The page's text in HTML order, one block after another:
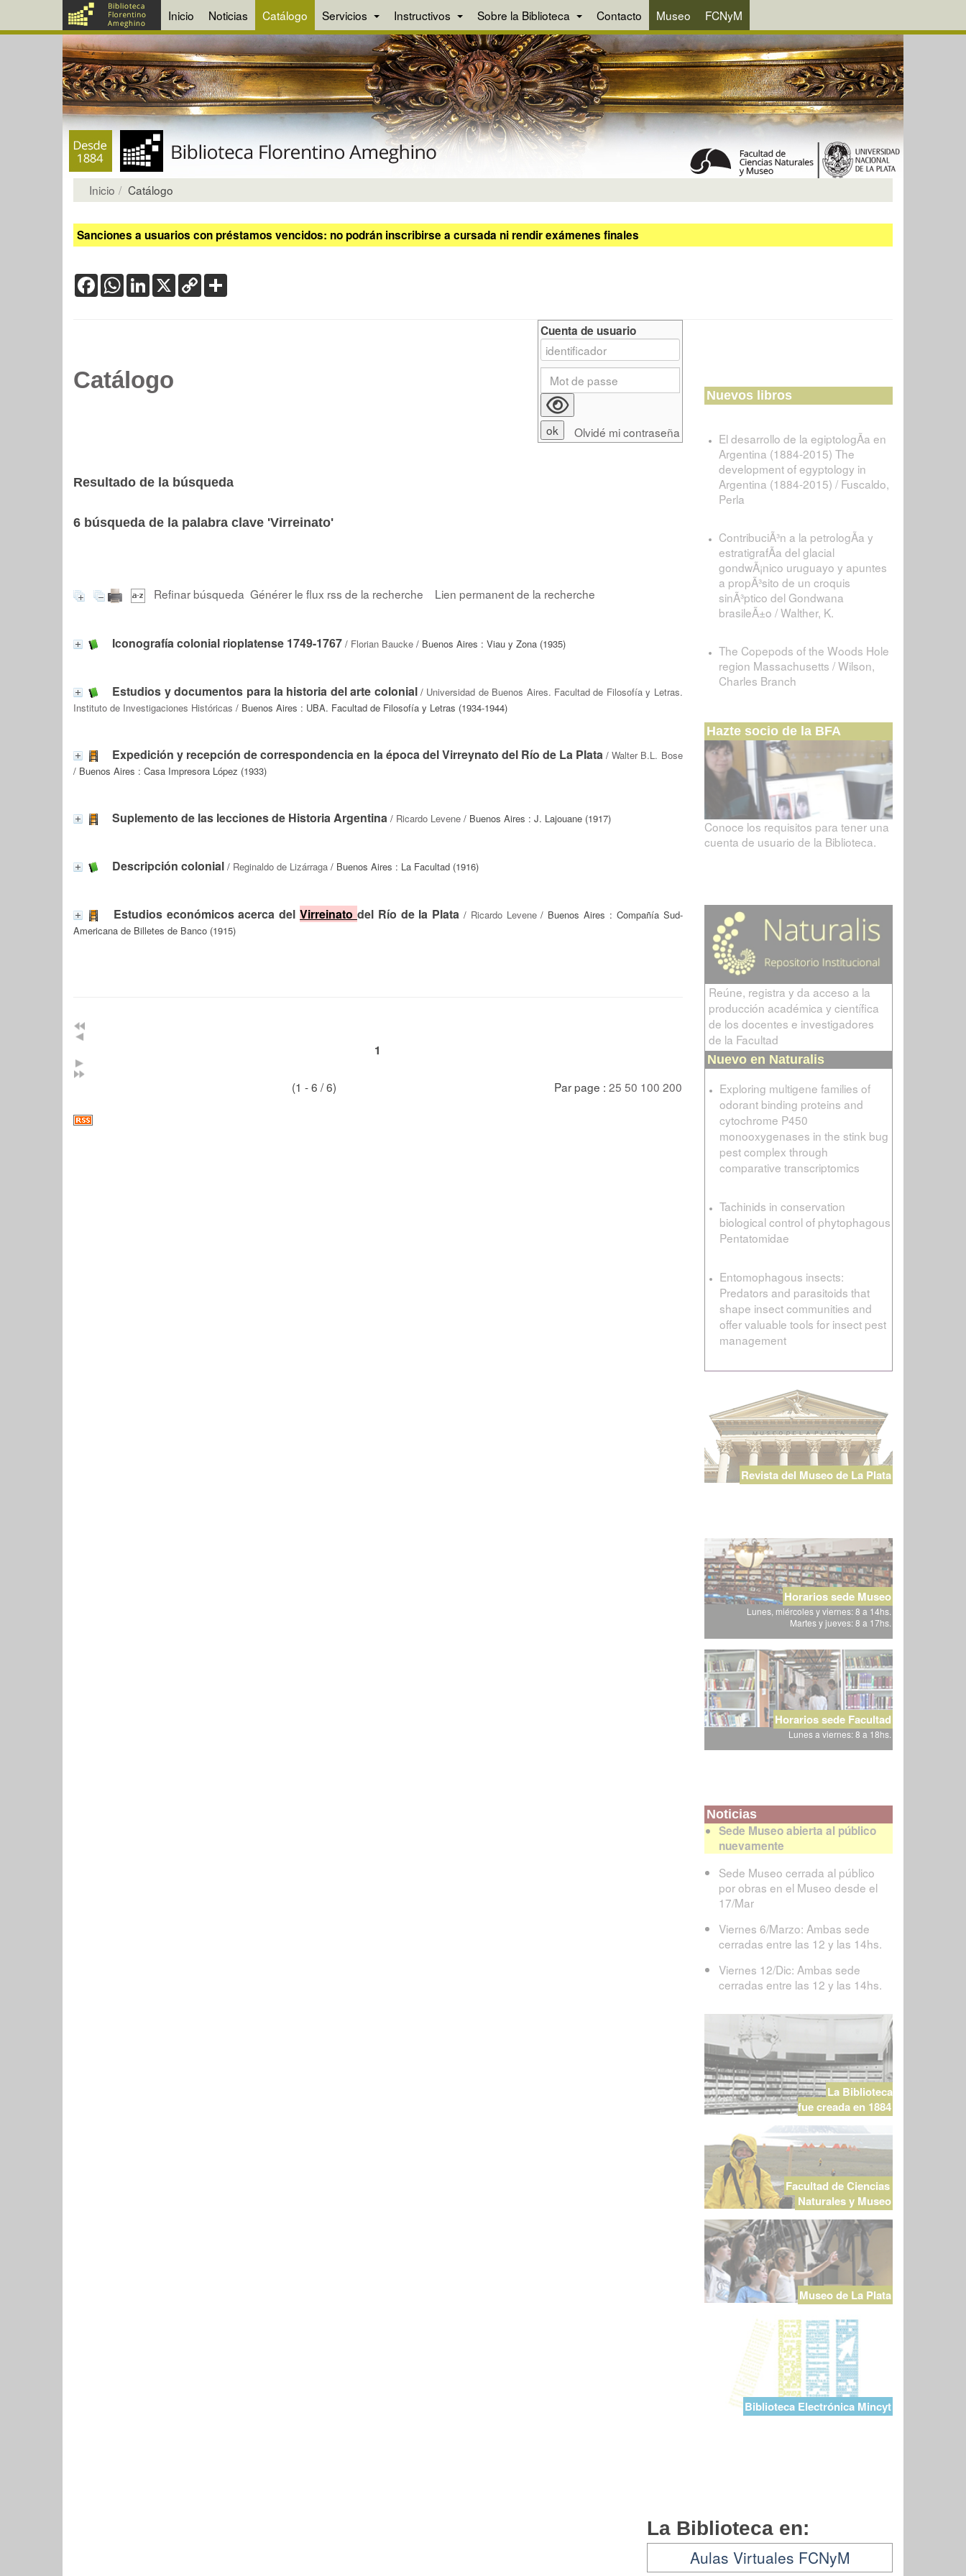
Inicio Noticias Catálogo Servicios Instructivos Sobre la Biblioteca Contacto Museo FCNyM
Inicio Catálogo
Sanciones a usuarios con préstamos vencidos: no podrán inscribirse a cursada ni rendir exámenes finales
FacebookWhatsApp
LinkedIn
X Copy
Link
Catálogo
Resultado de la búsqueda
6 búsqueda de la palabra clave 'Virreinato'
Refinar búsqueda Générer le flux rss de la recherche Lien permanent de la recherche
Iconografía colonial rioplatense 1749-1767 / Florian Baucke / Buenos Aires : Viau y Zona (1935)
Estudios y documentos para la historia del arte colonial/ Universidad de Buenos Aires. Facultad de Filosofía y Letras.
Instituto de Investigaciones Históricas / Buenos Aires : UBA. Facultad de Filosofía y Letras (1934-1944)
Expedición y recepción de correspondencia en la época del Virreynato del Río de La Plata /Walter B.L. Bose
/ Buenos Aires : Casa Impresora López (1933)
Suplemento de las lecciones de Historia Argentina / Ricardo Levene / Buenos Aires : J. Lajouane (1917)
Descripción colonial / Reginaldo de Lizárraga / Buenos Aires : La Facultad (1916)
Estudios económicos acerca delVirreinato del Río de la Plata / Ricardo Levene/ Buenos Aires : Compañía Sud-
Americana de Billetes de Banco (1915)
1
(1 - 6 / 6) Par page : 25 50 100 200
Cuenta de usuario
Olvidé mi contraseña
Nuevos libros
El desarrollo de la egiptologÃ­a en
Argentina (1884-2015) The
development of egyptology in
Argentina (1884-2015) / Fuscaldo,
Perla
ContribuciÃ³n a la petrologÃ­a y
estratigrafÃ­a del glacial
gondwÃ¡nico uruguayo y apuntes
a propÃ³sito de un croquis
sinÃ³ptico del Gondwana
brasileÃ±o / Walther, K.
The Copepods of the Woods Hole
region Massachusetts / Wilson,
Charles Branch
Hazte socio de la BFA
Conoce los requisitos para tener una
cuenta de usuario de la Biblioteca.
Reúne, registra y da acceso a la
producción académica y científica
de los docentes e investigadores
de la Facultad
Nuevo en Naturalis
Exploring multigene families of
odorant binding proteins and
cytochrome P450
monooxygenases in the stink bug
pest complex through
comparative transcriptomics
Tachinids in conservation
biological control of phytophagous
Pentatomidae
Entomophagous insects:
Predators and parasitoids that
shape insect communities and
offer valuable tools for insect pest
management
Revista del Museo de La Plata
Horarios sede Museo
Lunes, miércoles y viernes: 8 a 14hs.
Martes y jueves: 8 a 17hs.
Horarios sede Facultad
Lunes a viernes: 8 a 18hs.
Noticias
Sede Museo abierta al público
nuevamente
Sede Museo cerrada al público
por obras en el Museo desde el
17/Mar
Viernes 6/Marzo: Ambas sede
cerradas entre las 12 y las 14hs.
Viernes 12/Dic: Ambas sede
cerradas entre las 12 y las 14hs.
La Biblioteca
fue creada en 1884
Facultad de Ciencias
Naturales y Museo
Museo de La Plata
Biblioteca Electrónica Mincyt
La Biblioteca en:
Aulas Virtuales FCNyM